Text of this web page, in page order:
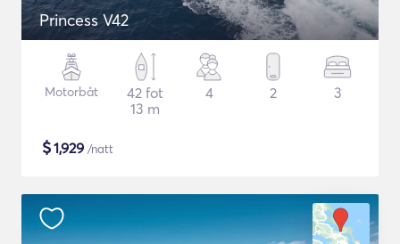
Princess V42
Motorbåt
42 fot
13 m
4 2 3
$1,929 /natt